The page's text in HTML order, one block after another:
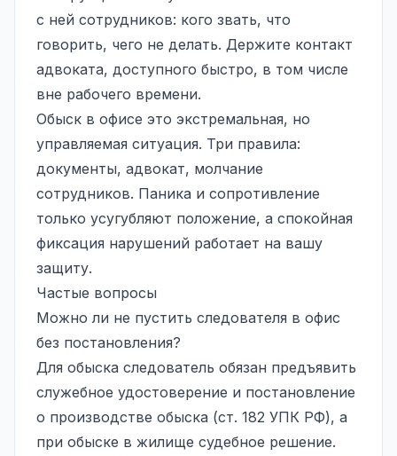
с ней сотрудников: кого звать, что
говорить, чего не делать. Держите контакт
адвоката, доступного быстро, в том числе
вне рабочего времени.
Обыск в офисе это экстремальная, но
управляемая ситуация. Три правила:
документы, адвокат, молчание
сотрудников. Паника и сопротивление
только усугубляют положение, а спокойная
фиксация нарушений работает на вашу
защиту.
Частые вопросы
Можно ли не пустить следователя в офис
без постановления?
Для обыска следователь обязан предъявить
служебное удостоверение и постановление
о производстве обыска (ст. 182 УПК РФ), а
при обыске в жилище судебное решение.